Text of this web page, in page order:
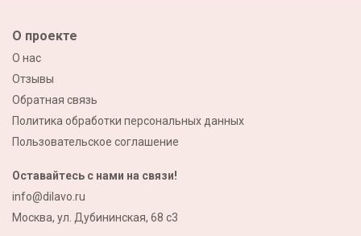
О проекте
О нас
Отзывы
Обратная связь
Политика обработки персональных данных
Пользовательское соглашение
Оставайтесь с нами на связи!
info@dilavo.ru
Москва, ул. Дубининская, 68 с3